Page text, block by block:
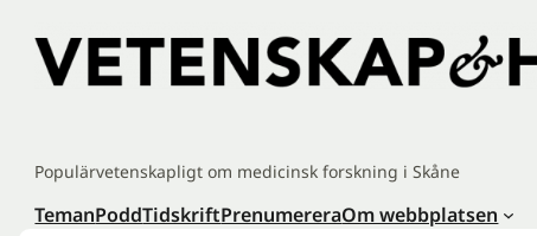
innehåll
Populärvetenskapligt om medicinsk forskning i Skåne
TemanPoddTidskriftPrenumereraOm webbplatsen